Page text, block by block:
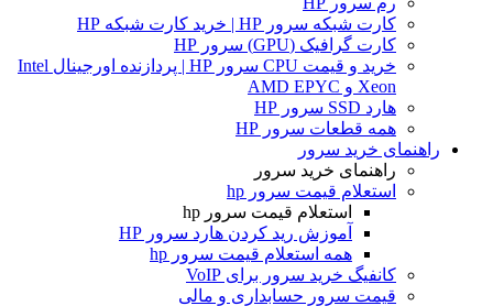
کارت شبکه سرور HP | خرید کارت شبکه HP
کارت گرافیک (GPU) سرور HP
خرید و قیمت CPU سرور HP | پردازنده اورجینال Intel
Xeon و AMD EPYC
هارد SSD سرور HP
همه قطعات سرور HP
راهنمای خرید سرور
راهنمای خرید سرور
استعلام قیمت سرور hp
استعلام قیمت سرور hp
آموزش ريد كردن هارد سرور HP
همه استعلام قیمت سرور hp
کانفیگ خرید سرور برای VoIP
قیمت سرور حسابداری و مالی